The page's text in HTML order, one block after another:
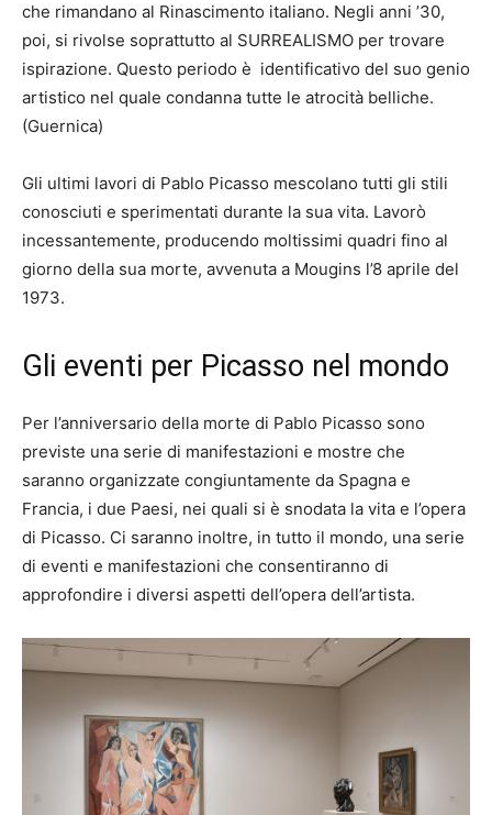
che rimandano al Rinascimento italiano. Negli anni ’30,
poi, si rivolse soprattutto al SURREALISMO per trovare
ispirazione. Questo periodo è identificativo del suo genio
artistico nel quale condanna tutte le atrocità belliche.
(Guernica)
Gli ultimi lavori di Pablo Picasso mescolano tutti gli stili
conosciuti e sperimentati durante la sua vita. Lavorò
incessantemente, producendo moltissimi quadri fino al
giorno della sua morte, avvenuta a Mougins l’8 aprile del
1973.
Gli eventi per Picasso nel mondo
Per l’anniversario della morte di Pablo Picasso sono
previste una serie di manifestazioni e mostre che
saranno organizzate congiuntamente da Spagna e
Francia, i due Paesi, nei quali si è snodata la vita e l’opera
di Picasso. Ci saranno inoltre, in tutto il mondo, una serie
di eventi e manifestazioni che consentiranno di
approfondire i diversi aspetti dell’opera dell’artista.